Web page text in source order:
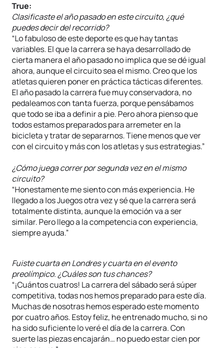
True:
Clasificaste el año pasado en este circuito, ¿qué
puedes decir del recorrido?
“Lo fabuloso de este deporte es que hay tantas
variables. El que la carrera se haya desarrollado de
cierta manera el año pasado no implica que se dé igual
ahora, aunque el circuito sea el mismo. Creo que los
atletas quieren poner en práctica tácticas diferentes.
El año pasado la carrera fue muy conservadora, no
pedaleamos con tanta fuerza, porque pensábamos
que todo se iba a definir a pie. Pero ahora pienso que
todos estamos preparados para arremeter en la
bicicleta y tratar de separarnos. Tiene menos que ver
con el circuito y más con los atletas y sus estrategias.”
¿Cómo juega correr por segunda vez en el mismo
circuito?
“Honestamente me siento con más experiencia. He
llegado a los Juegos otra vez y sé que la carrera será
totalmente distinta, aunque la emoción va a ser
similar. Pero llego a la competencia con experiencia,
siempre ayuda.”
Fuiste cuarta en Londres y cuarta en el evento
preolímpico. ¿Cuáles son tus chances?
“¡Cuántos cuatros! La carrera del sábado será súper
competitiva, todas nos hemos preparado para este día.
Muchas de nosotras hemos esperado este momento
por cuatro años. Estoy feliz, he entrenado mucho, si no
ha sido suficiente lo veré el día de la carrera. Con
suerte las piezas encajarán… no puedo estar cien por